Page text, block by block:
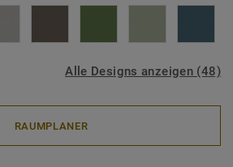
Alle Designs anzeigen (48)
RAUMPLANER